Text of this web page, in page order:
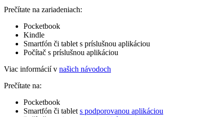
Prečítate na zariadeniach:
Pocketbook
Kindle
Smartfón či tablet s príslušnou aplikáciou
Počítač s príslušnou aplikáciou
Viac informácií v našich návodoch
Prečítate na:
Pocketbook
Smartfón či tablet s podporovanou aplikáciou